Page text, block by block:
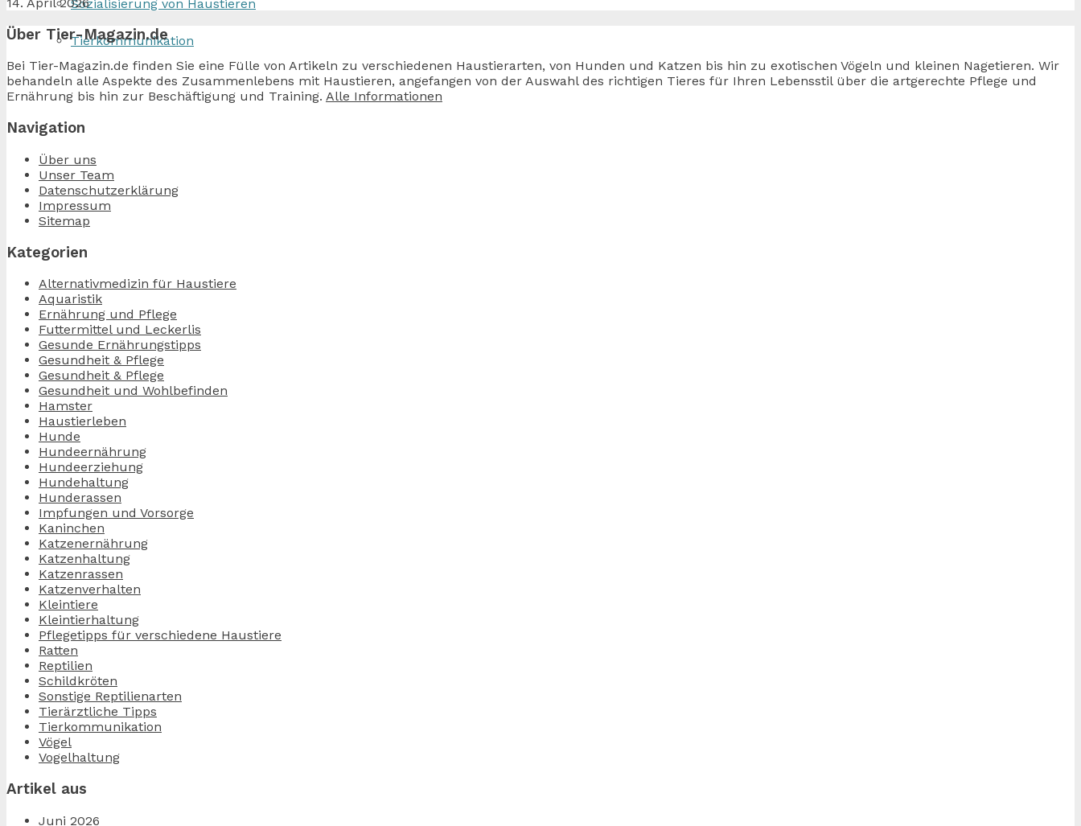
Sozialisierung von Haustieren
Tierkommunikation
Über Tier-Magazin.de
Bei Tier-Magazin.de finden Sie eine Fülle von Artikeln zu verschiedenen Haustierarten, von Hunden und Katzen bis hin zu exotischen Vögeln und kleinen Nagetieren. Wir
behandeln alle Aspekte des Zusammenlebens mit Haustieren, angefangen von der Auswahl des richtigen Tieres für Ihren Lebensstil über die artgerechte Pflege und
Ernährung bis hin zur Beschäftigung und Training. Alle Informationen
Navigation
Über uns
Unser Team
Datenschutzerklärung
Impressum
Sitemap
Kategorien
Alternativmedizin für Haustiere
Aquaristik
Ernährung und Pflege
Futtermittel und Leckerlis
Gesunde Ernährungstipps
Gesundheit & Pflege
Gesundheit & Pflege
Gesundheit und Wohlbefinden
Hamster
Haustierleben
Hunde
Hundeernährung
Hundeerziehung
Hundehaltung
Hunderassen
Impfungen und Vorsorge
Kaninchen
Katzenernährung
Katzenhaltung
Katzenrassen
Katzenverhalten
Kleintiere
Kleintierhaltung
Pflegetipps für verschiedene Haustiere
Ratten
Reptilien
Schildkröten
Sonstige Reptilienarten
Tierärztliche Tipps
Tierkommunikation
Vögel
Vogelhaltung
Artikel aus
Juni 2026